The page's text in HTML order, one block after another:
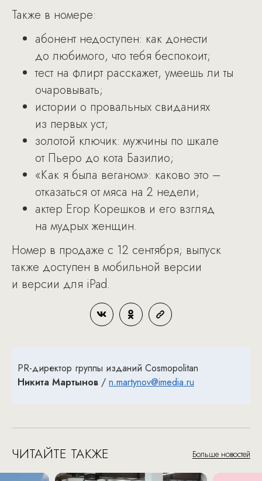
Также в номере:
абонент недоступен: как донести
до любимого, что тебя беспокоит;
тест на флирт расскажет, умеешь ли ты
очаровывать;
истории о провальных свиданиях
из первых уст;
золотой ключик: мужчины по шкале
от Пьеро до кота Базилио;
«Как я была веганом»: каково это –
отказаться от мяса на 2 недели;
актер Егор Корешков и его взгляд
на мудрых женщин.
Номер в продаже с 12 сентября; выпуск
также доступен в мобильной версии
и версии для iPad.
PR-директор группы изданий Cosmopolitan
Никита Мартынов / n.martynov@imedia.ru
ЧИТАЙТЕ ТАКЖЕ Больше новостей